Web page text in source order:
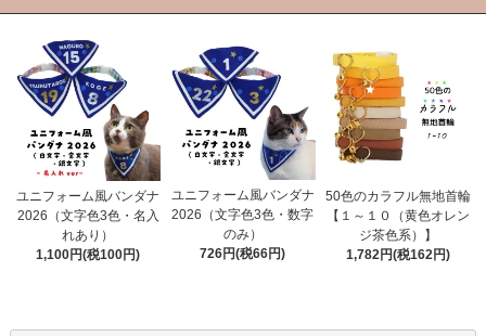
ユニフォーム風バンダナ
2026（文字色3色・名入
れあり）
1,100円(税100円)
ユニフォーム風バンダナ
2026（文字色3色・数字
のみ）
726円(税66円)
50色のカラフル無地首輪
【１～１０（黄色オレン
ジ茶色系）】
1,782円(税162円)